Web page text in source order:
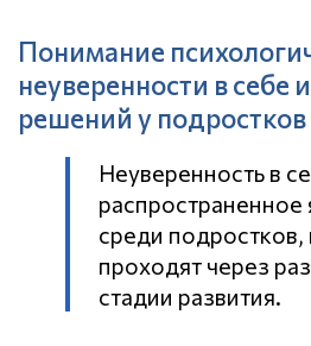
Понимание
неуверенности в себе
решений у подростков
Неуверенность в
распространенное
среди
проходят через
стадии развития.